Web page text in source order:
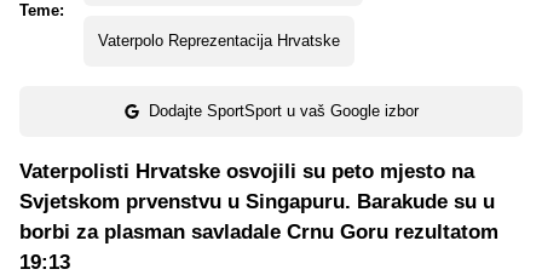
Teme:
Vaterpolo Reprezentacija Hrvatske
Dodajte SportSport u vaš Google izbor
Vaterpolisti Hrvatske osvojili su peto mjesto na
Svjetskom prvenstvu u Singapuru. Barakude su u
borbi za plasman savladale Crnu Goru rezultatom
19:13